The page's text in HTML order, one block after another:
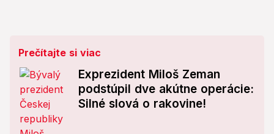
Prečítajte si viac
Exprezident Miloš Zeman
podstúpil dve akútne operácie:
Silné slová o rakovine!